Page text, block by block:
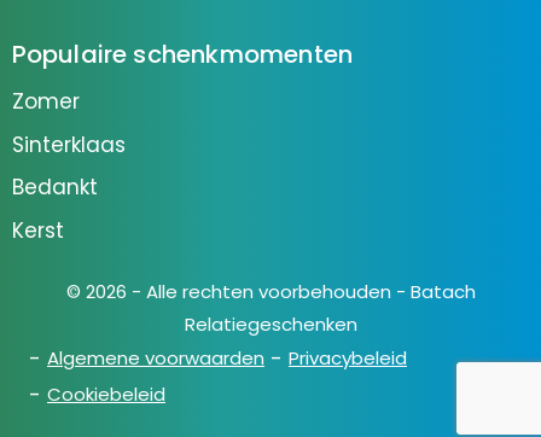
Populaire schenkmomenten
Zomer
Sinterklaas
Bedankt
Kerst
© 2026 - Alle rechten voorbehouden - Batach
Relatiegeschenken
Algemene voorwaarden
Privacybeleid
Cookiebeleid